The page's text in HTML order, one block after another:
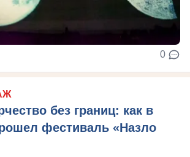
0
без границ: как в
фестиваль «Назло